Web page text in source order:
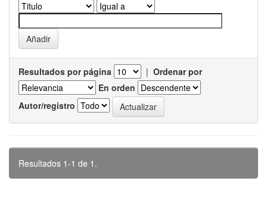
Resultados por página | Ordenar por
En orden
Autor/registro
Resultados 1-1 de 1.